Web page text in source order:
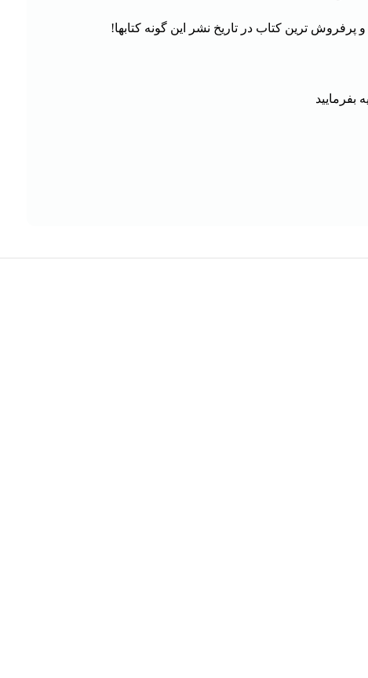
ترین کتاب در تاریخ نشر این گونه کتابها!
بفرمایید